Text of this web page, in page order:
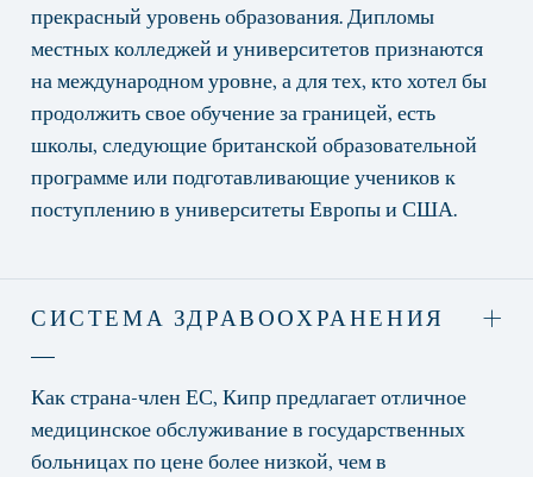
прекрасный уровень образования. Дипломы
местных колледжей и университетов признаются
на международном уровне, а для тех, кто хотел бы
продолжить свое обучение за границей, есть
школы, следующие британской образовательной
программе или подготавливающие учеников к
поступлению в университеты Европы и США.
СИСТЕМА ЗДРАВООХРАНЕНИЯ
Как страна-член ЕС, Кипр предлагает отличное
медицинское обслуживание в государственных
больницах по цене более низкой, чем в